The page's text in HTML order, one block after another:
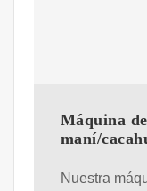
Máquina
maní/
Nuestra